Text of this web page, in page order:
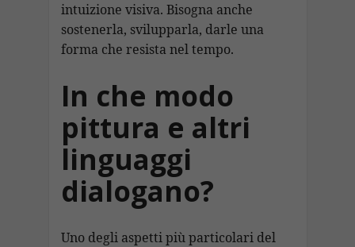
intuizione visiva. Bisogna anche
sostenerla, svilupparla, darle una
forma che resista nel tempo.
In che modo
pittura e altri
linguaggi
dialogano?
Uno degli aspetti più particolari del